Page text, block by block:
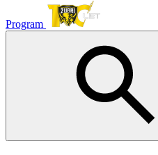
Program